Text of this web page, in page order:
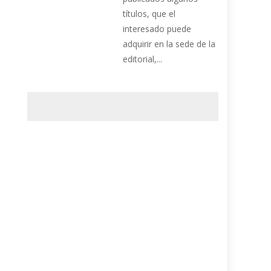
títulos, que el
interesado puede
adquirir en la sede de la
editorial,...